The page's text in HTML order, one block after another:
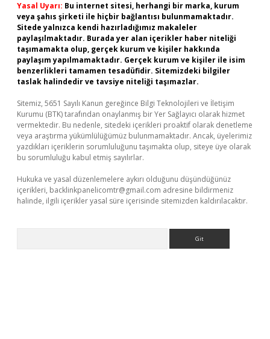
Yasal Uyarı: Bu internet sitesi, herhangi bir marka, kurum
veya şahıs şirketi ile hiçbir bağlantısı bulunmamaktadır.
Sitede yalnızca kendi hazırladığımız makaleler
paylaşılmaktadır. Burada yer alan içerikler haber niteliği
taşımamakta olup, gerçek kurum ve kişiler hakkında
paylaşım yapılmamaktadır. Gerçek kurum ve kişiler ile isim
benzerlikleri tamamen tesadüfidir. Sitemizdeki bilgiler
taslak halindedir ve tavsiye niteliği taşımazlar.
Sitemiz, 5651 Sayılı Kanun gereğince Bilgi Teknolojileri ve İletişim
Kurumu (BTK) tarafından onaylanmış bir Yer Sağlayıcı olarak hizmet
vermektedir. Bu nedenle, sitedeki içerikleri proaktif olarak denetleme
veya araştırma yükümlülüğümüz bulunmamaktadır. Ancak, üyelerimiz
yazdıkları içeriklerin sorumluluğunu taşımakta olup, siteye üye olarak
bu sorumluluğu kabul etmiş sayılırlar.
Hukuka ve yasal düzenlemelere aykırı olduğunu düşündüğünüz
içerikleri, backlinkpanelicomtr@gmail.com adresine bildirmeniz
halinde, ilgili içerikler yasal süre içerisinde sitemizden kaldırılacaktır.